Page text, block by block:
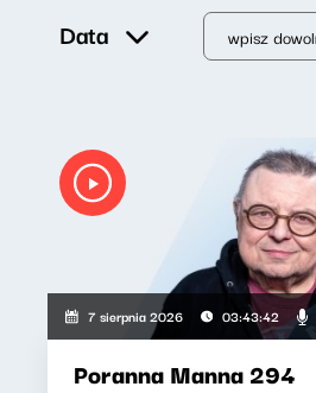
Data
7 sierpnia 2026 03:43:42
Poranna Manna 294